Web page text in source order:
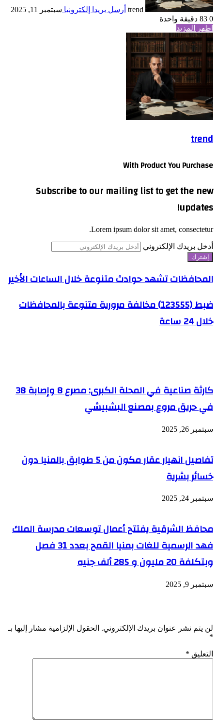
trend أرسل بريدا إلكترونيا سبتمبر 11, 2025
0
دقيقة واحدة
اظهر المزيد
trend
With Product You Purchase
Subscribe to our mailing list to get the new
updates!
Lorem ipsum dolor sit amet, consectetur.
أدخل بريدك الإلكتروني
المحافظات تشهد حوادث متنوعة خلال الساعات الأخير
ضبط (123555) مخالفة مرورية متنوعة بالمحافظات
خلال 24 ساعة
كارثة صناعية في المحلة الكبرى: مصرع 8 وإصابة 38
في حريق مروع بمصنع البشبيشي
سبتمبر 26, 2025
تفاصيل انهيار عقار مكون من 5 طوابق بالمنيا دون
خسائر بشرية
سبتمبر 24, 2025
محافظ الشرقية يفتتح أعمال توسعات مدرسة الملك
فهد الرسمية للغات بمنيا القمح بعدد 31 فصل
وبتكلفة 20 مليون و 285 ألف جنيه
سبتمبر 9, 2025
لن يتم نشر عنوان بريدك الإلكتروني. الحقول الإلزامية مشار إليها بـ
*
التعليق *